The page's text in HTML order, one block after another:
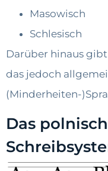
Masowisch
Schlesisch
Darüber hinaus
das jedoch
(Minderheiten-
Das